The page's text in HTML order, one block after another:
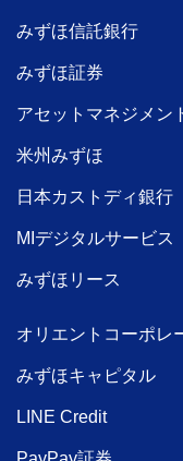
みずほ信託銀行
みずほ証券
アセットマネジメン
米州みずほ
日本カストディ銀行
MIデジタルサービス
みずほリース
オリエントコーポレ
みずほキャピタル
LINE Credit